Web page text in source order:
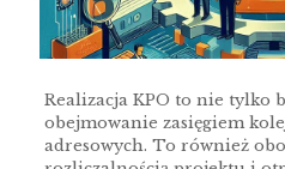
Realizacja KPO to nie tylko
obejmowanie zasięgiem
adresowych. To również